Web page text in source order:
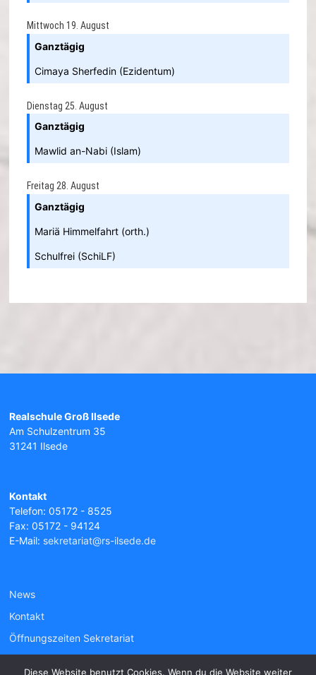
Mittwoch 19. August
Ganztägig
Cimaya Sherfedin (Ezidentum)
Dienstag 25. August
Ganztägig
Mawlid an-Nabi (Islam)
Freitag 28. August
Ganztägig
Mariä Himmelfahrt (orth.)
Schulfrei (SchiLF)
Realschule Groß Ilsede
Am Schulzentrum 35
31241 Ilsede
Kontakt
Telefon: 05172 - 8525
Fax: 05172 - 94124
E-Mail: sekretariat@rs-ilsede.de
News
Kontakt
Öffnungszeiten Sekretariat
Diese Website benutzt Cookies. Wenn du die Website weiter